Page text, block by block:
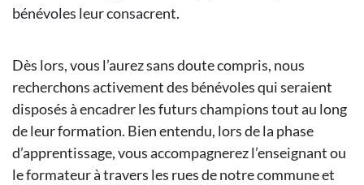
bénévoles leur consacrent.
Dès lors, vous l’aurez sans doute compris, nous
recherchons activement des bénévoles qui seraient
disposés à encadrer les futurs champions tout au long
de leur formation. Bien entendu, lors de la phase
d’apprentissage, vous accompagnerez l’enseignant ou
le formateur à travers les rues de notre commune et